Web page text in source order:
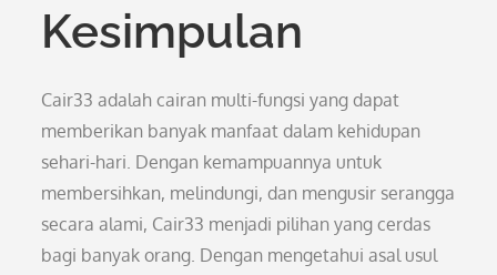
Kesimpulan
Cair33 adalah cairan multi-fungsi yang dapat
memberikan banyak manfaat dalam kehidupan
sehari-hari. Dengan kemampuannya untuk
membersihkan, melindungi, dan mengusir serangga
secara alami, Cair33 menjadi pilihan yang cerdas
bagi banyak orang. Dengan mengetahui asal usul